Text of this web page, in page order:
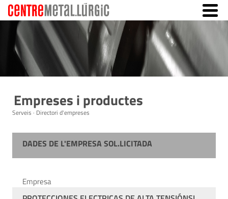
Empreses i productes
Serveis · Directori d'empreses
DADES DE L'EMPRESA SOL.LICITADA
Empresa